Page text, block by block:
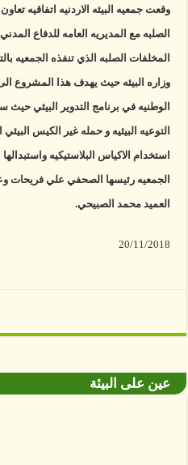
وقعت جمعيه البيئه الاردنيه اتفاقيه
الصلبه مع المديريه العامه للدفاع
المخلفات الصلبه الذي تنفذه الجمعيه
وزاره البيئه حيث يهدف هذا المشروع
الوطنيه في برنامج التدوير البيئي حيث
التوعيه البيئيه و حمله غير الكيس
استخدام الاكياس البلاستيكيه
الجمعيه رئيسها الصحفي علي فريحات
العميد محمد الصبيحي.
20/11/2018
عين على البيئة